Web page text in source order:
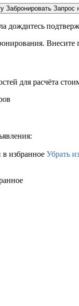
Забронировать Запрос
дождитесь
Внесите
для расчёта
избранное Убрать